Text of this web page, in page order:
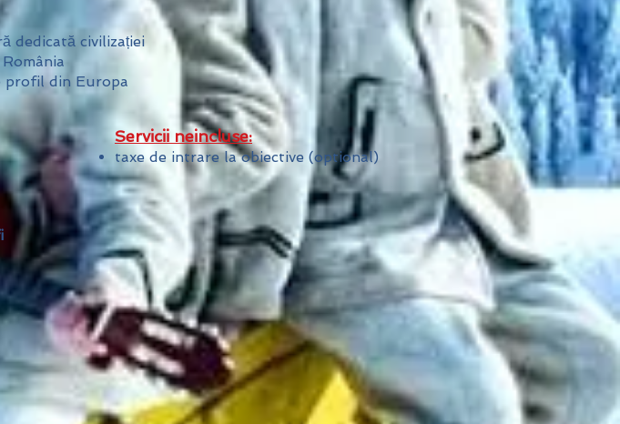
dedicată civilizației
profil din Europa
Servicii neincluse:
taxe de intrare la obiective (optional)